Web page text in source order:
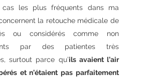
cas les plus fréquents dans ma
la retouche médicale de
ou considérés comme non
par des patientes très
surtout parce qu’ils avaient l’air
et n’étaient pas parfaitement